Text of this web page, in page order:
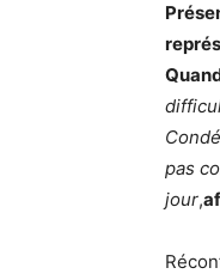
pas
jour,